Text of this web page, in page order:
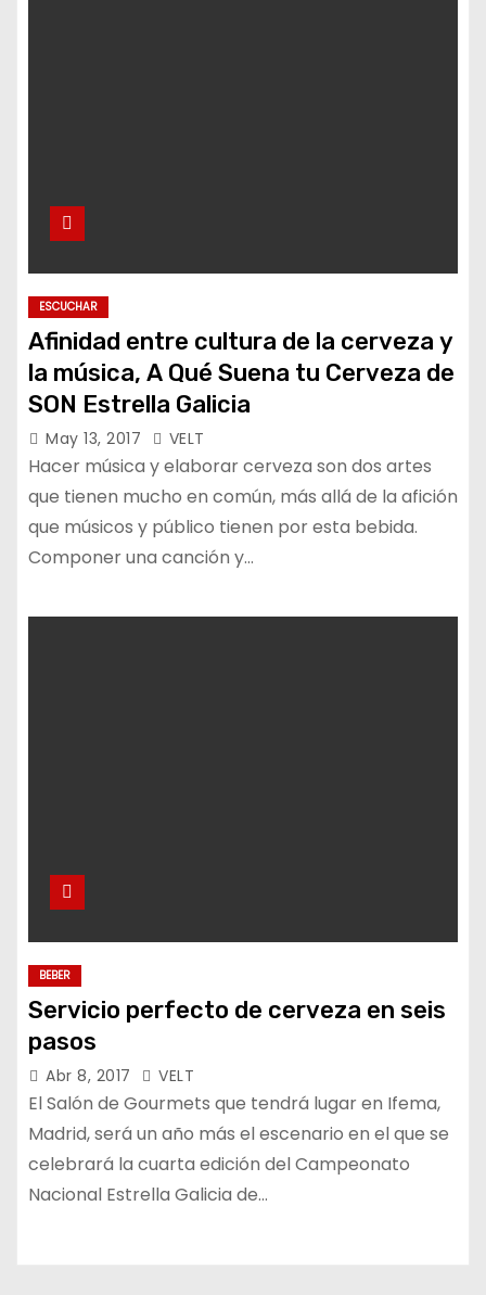
ESCUCHAR
Afinidad entre cultura de la cerveza y
la música, A Qué Suena tu Cerveza de
SON Estrella Galicia
May 13, 2017 VELT
Hacer música y elaborar cerveza son dos artes
que tienen mucho en común, más allá de la afición
que músicos y público tienen por esta bebida.
Componer una canción y…
BEBER
Servicio perfecto de cerveza en seis
pasos
Abr 8, 2017 VELT
El Salón de Gourmets que tendrá lugar en Ifema,
Madrid, será un año más el escenario en el que se
celebrará la cuarta edición del Campeonato
Nacional Estrella Galicia de…